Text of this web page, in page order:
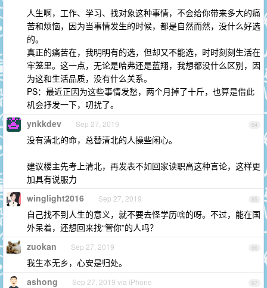
人生啊，工作、学习、找对象这种事情，不会给你带来多大的痛
苦和烦恼，因为当事情发生的时候，都是自然而然，没什么好选
的。
真正的痛苦在，我明明有的选，但却又不能选，时时刻刻生活在
牢笼里。这一点，无论是哈弗还是蓝翔，我想都没什么区别，因
为这和生活品质，没有什么关系。
PS：最近正因为这些事情发愁，两个月掉了十斤，也算是借此
机会抒发一下，叨扰了。
64
ynkkdev Sep 27, 2019
没有清北的命，总替清北的人操些闲心。
建议楼主先考上清北，再发表不如回家读职高这种言论，这样更
加具有说服力
65
winglight2016 Sep 27, 2019
自己找不到人生的意义，就不要去怪学历啥的呀。不过，能在国
外呆着，还想回来找“管你”的人吗？
66
zuokan Sep 27, 2019
我生本无乡，心安是归处。
67
ashong Sep 27, 2019 via iPhone